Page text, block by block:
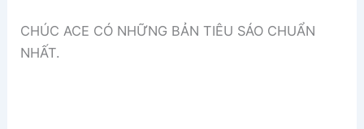
CHÚC ACE CÓ NHỮNG BẢN TIÊU SÁO CHUẨN
NHẤT.